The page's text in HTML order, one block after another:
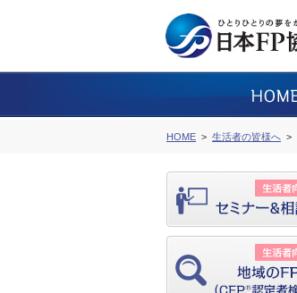
HOME 生活者の皆様へ